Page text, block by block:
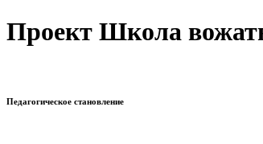
Проект Школа
Педагогическое становление